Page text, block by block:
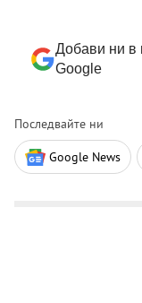
Добави ни в
Google
Последвайте ни
Google News